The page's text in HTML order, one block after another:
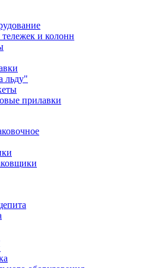
и колонн
льду"
прилавки